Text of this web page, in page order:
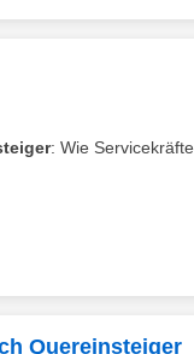
: Wie Servicekräfte
Quereinsteiger